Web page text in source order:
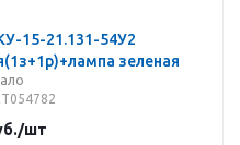
15-21.131-54У2
зеленая
/шт